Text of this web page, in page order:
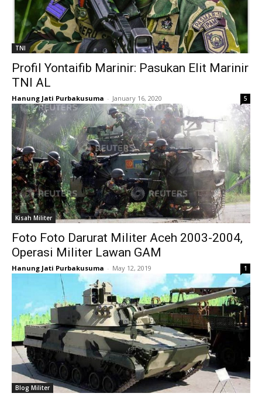
TNI
Profil Yontaifib Marinir: Pasukan Elit Marinir
TNI AL
Hanung Jati Purbakusuma - January 16, 2020 5
Kisah Militer
Foto Foto Darurat Militer Aceh 2003-2004,
Operasi Militer Lawan GAM
Hanung Jati Purbakusuma - May 12, 2019 1
Blog Militer